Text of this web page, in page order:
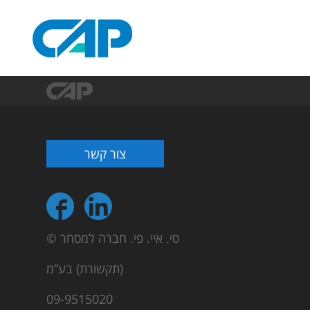
צור קשר
© סי. איי. פי. חברה למסחר
(תקשורת) בע”מ
09-9515020